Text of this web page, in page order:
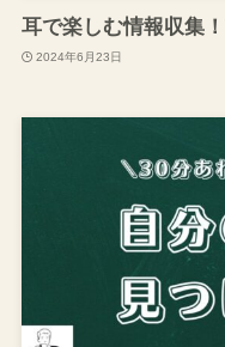
耳で楽しむ情報収集
2024年6月23日